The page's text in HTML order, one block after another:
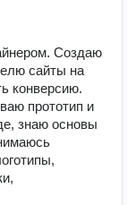
Создаю
сайты на
конверсию.
прототип и
знаю основы